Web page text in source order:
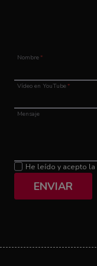
Nombre*
Vídeo en YouTube*
Mensaje
He leído y acepto la
ENVIAR